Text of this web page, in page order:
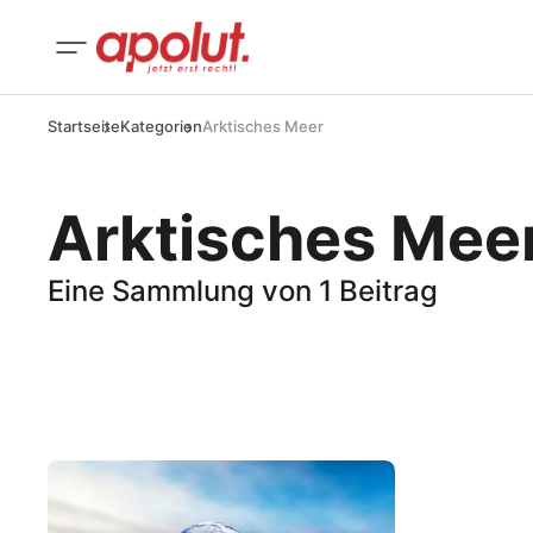
StartseiteKategorienArktisches Meer
Arktisches
Eine Sammlung von 1 Beitrag